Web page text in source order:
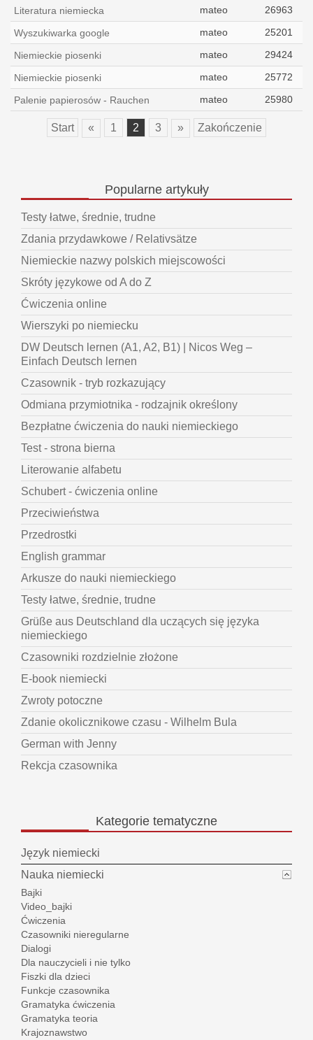
Literatura niemiecka mateo 26963
Wyszukiwarka google mateo 25201
Niemieckie piosenki mateo 29424
Niemieckie piosenki mateo 25772
Palenie papierosów - Rauchen mateo 25980
Start « 1 2 3 » Zakończenie
Popularneartykuły
Testy łatwe, średnie, trudne
Zdania przydawkowe / Relativsätze
Niemieckie nazwy polskich miejscowości
Skróty językowe od A do Z
Ćwiczenia online
Wierszyki po niemiecku
DW Deutsch lernen (A1, A2, B1) | Nicos Weg –
Einfach Deutsch lernen
Czasownik - tryb rozkazujący
Odmiana przymiotnika - rodzajnik określony
Bezpłatne ćwiczenia do nauki niemieckiego
Test - strona bierna
Literowanie alfabetu
Schubert - ćwiczenia online
Przeciwieństwa
Przedrostki
English grammar
Arkusze do nauki niemieckiego
Testy łatwe, średnie, trudne
Grüße aus Deutschland dla uczących się języka
niemieckiego
Czasowniki rozdzielnie złożone
E-book niemiecki
Zwroty potoczne
Zdanie okolicznikowe czasu - Wilhelm Bula
German with Jenny
Rekcja czasownika
Kategorie tematyczne
Język niemiecki
Nauka niemiecki
Bajki
Video_bajki
Ćwiczenia
Czasowniki nieregularne
Dialogi
Dla nauczycieli i nie tylko
Fiszki dla dzieci
Funkcje czasownika
Gramatyka ćwiczenia
Gramatyka teoria
Krajoznawstwo